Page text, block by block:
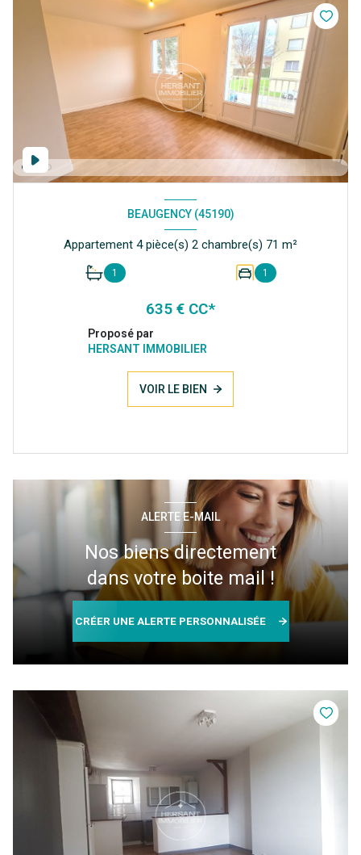
BEAUGENCY (45190)
Appartement 4 pièce(s) 2 chambre(s) 71 m²
1 1
635 € CC*
Proposé par
HERSANT IMMOBILIER
VOIR LE BIEN
ALERTE E-MAIL
Nos biens directement
dans votre boite mail !
CRÉER UNE ALERTE PERSONNALISÉE